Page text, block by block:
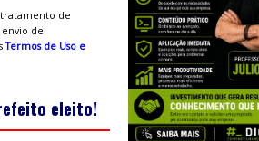
tratamento de
envio de
Termos de Uso e
eleito!